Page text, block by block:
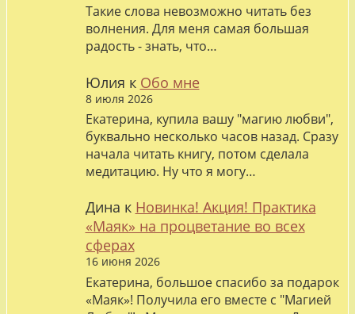
Такие слова невозможно читать без
волнения. Для меня самая большая
радость - знать, что…
Юлия к Обо мне
8 июля 2026
Екатерина, купила вашу "магию любви",
буквально несколько часов назад. Сразу
начала читать книгу, потом сделала
медитацию. Ну что я могу…
Дина к Новинка! Акция! Практика
«Маяк» на процветание во всех
сферах
16 июня 2026
Екатерина, большое спасибо за подарок
«Маяк»! Получила его вместе с "Магией